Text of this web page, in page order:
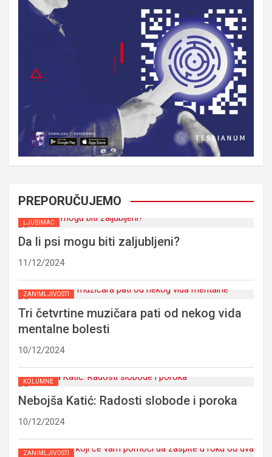
PREPORUČUJEMO
LJUBIMAC
Da li psi mogu biti zaljubljeni?
11/12/2024
ZANIMLJIVOSTI
Tri četvrtine muzičara pati od nekog vida
mentalne bolesti
10/12/2024
KOLUMNE
Nebojša Katić: Radosti slobode i poroka
10/12/2024
ZANIMLJIVOSTI